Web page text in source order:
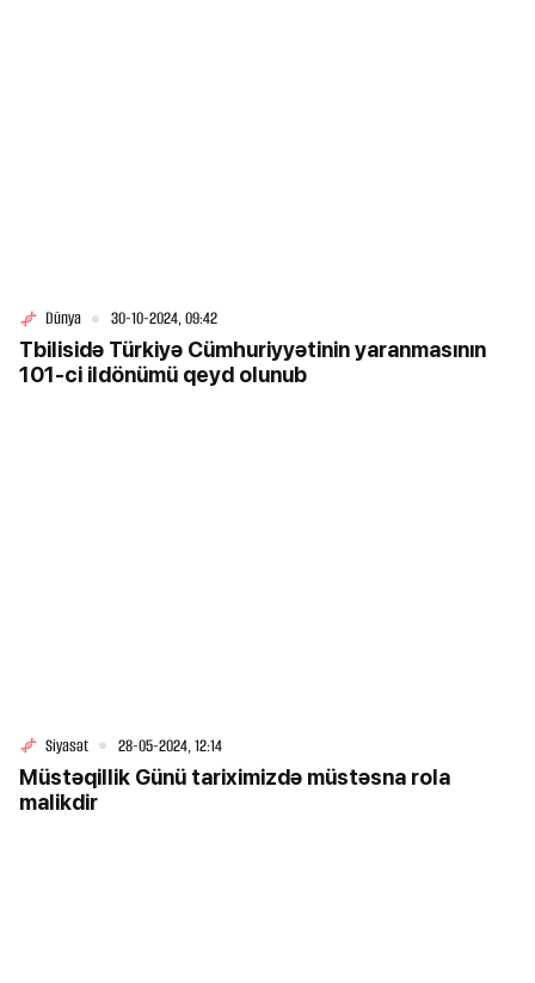
Dünya 30-10-2024, 09:42
Tbilisidə Türkiyə Cümhuriyyətinin yaranmasının
101-ci ildönümü qeyd olunub
Siyasət 28-05-2024, 12:14
Müstəqillik Günü tariximizdə müstəsna rola
malikdir